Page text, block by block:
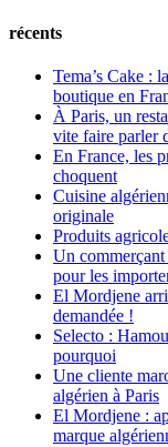
récents
Tema’s Cake :
boutique en
À Paris, un
vite faire parler
En France, les
choquent
Cuisine
originale
Produits
Un
pour les
El Mordjene
demandée !
Selecto :
pourquoi
Une cliente
algérien à Paris
El Mordjene :
marque